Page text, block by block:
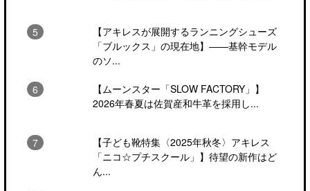
【アキレスが展開するランニングシューズ
「ブルックス」の現在地】――基幹モデル
のソ...
【ムーンスター「SLOW FACTORY」】
2026年春夏は佐賀産和牛革を採用し...
【子ども靴特集〈2025年秋冬〉アキレス
「ニコ☆プチスクール」】待望の新作はど
ん...